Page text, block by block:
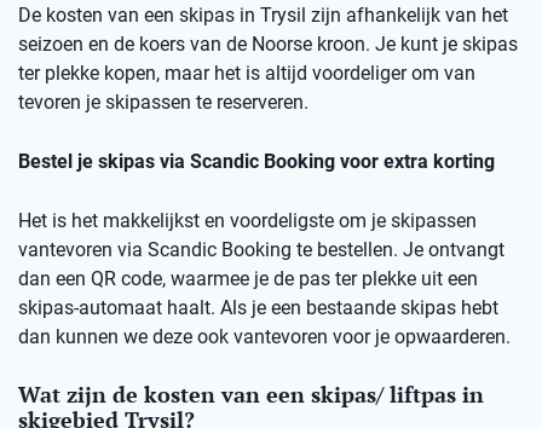
De kosten van een skipas in Trysil zijn afhankelijk van het
seizoen en de koers van de Noorse kroon. Je kunt je skipas
ter plekke kopen, maar het is altijd voordeliger om van
tevoren je skipassen te reserveren.
Bestel je skipas via Scandic Booking voor extra korting
Het is het makkelijkst en voordeligste om je skipassen
vantevoren via Scandic Booking te bestellen. Je ontvangt
dan een QR code, waarmee je de pas ter plekke uit een
skipas-automaat haalt. Als je een bestaande skipas hebt
dan kunnen we deze ook vantevoren voor je opwaarderen.
Wat zijn de kosten van een skipas/ liftpas in
skigebied Trysil?